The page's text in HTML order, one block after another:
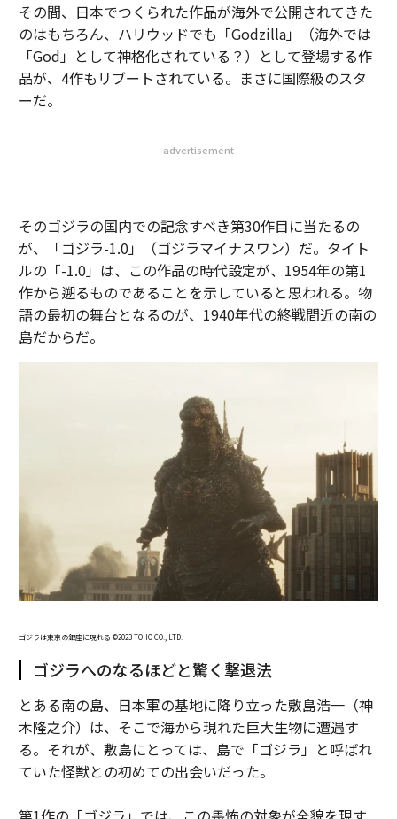
その間、日本でつくられた作品が海外で公開されてきた
のはもちろん、ハリウッドでも「Godzilla」（海外では
「God」として神格化されている？）として登場する作
品が、4作もリブートされている。まさに国際級のスタ
ーだ。
advertisement
そのゴジラの国内での記念すべき第30作目に当たるの
が、「ゴジラ-1.0」（ゴジラマイナスワン）だ。タイト
ルの「-1.0」は、この作品の時代設定が、1954年の第1
作から遡るものであることを示していると思われる。物
語の最初の舞台となるのが、1940年代の終戦間近の南の
島だからだ。
ゴジラは東京の銀座に現れる ©2023 TOHO CO., LTD.
ゴジラへのなるほどと驚く撃退法
とある南の島、日本軍の基地に降り立った敷島浩一（神
木隆之介）は、そこで海から現れた巨大生物に遭遇す
る。それが、敷島にとっては、島で「ゴジラ」と呼ばれ
ていた怪獣との初めての出会いだった。